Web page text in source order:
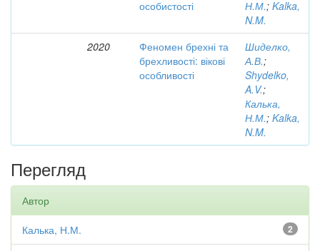
особистості
Н.М.; Kalka,
N.M.
2020
Феномен брехні та
брехливості: вікові
особливості
Шиделко,
А.В.;
Shydelko,
A.V.;
Калька,
Н.М.; Kalka,
N.M.
Перегляд
Автор
2
Калька, Н.М.